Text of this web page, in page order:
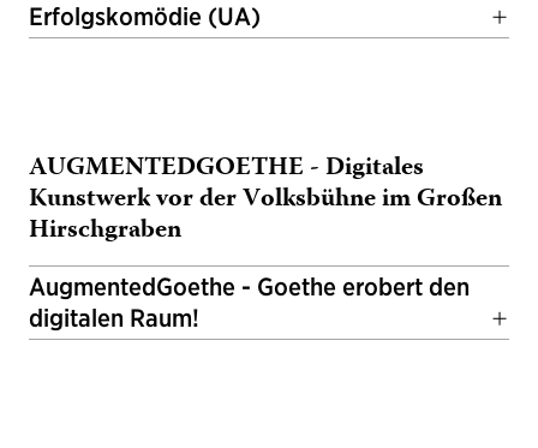
Erfolgskomödie (UA)
AUGMENTEDGOETHE - Digitales
Kunstwerk vor der Volksbühne im Großen
Hirschgraben
AugmentedGoethe - Goethe erobert den
digitalen Raum!